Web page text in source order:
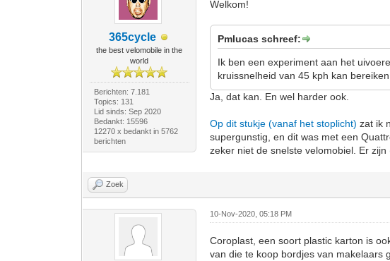
365cycle
the best velomobile in the
world
Berichten: 7.181
Topics: 131
Lid sinds: Sep 2020
Bedankt: 15596
12270 x bedankt in 5762
berichten
Welkom!
Pmlucas schreef:
Ik ben een experiment aan het
kruissnelheid van 45 kph kan
Ja, dat kan. En wel harder ook.
Op dit stukje (vanaf het stoplicht) zat ik
supergunstig, en dit was met een
zeker niet de snelste velomobiel. Er
Zoek
10-Nov-2020, 05:18 PM
Coroplast, een soort plastic karton is
van die te koop bordjes van makelaars